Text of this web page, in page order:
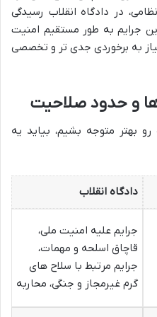
در دادگاه انقلاب رسیدگی
به طور مستقیم امنیت
به برخوردی جدی تر و تخصصی
و حدود صلاحیت
رو بهتر متوجه بشیم، بیاید یه
دادگاه انقلاب
جرایم علیه امنیت ملی،
قاچاق اسلحه و مهمات،
جرایم مرتبط با سلاح های
گرم غیرمجاز و جنگی، محاربه